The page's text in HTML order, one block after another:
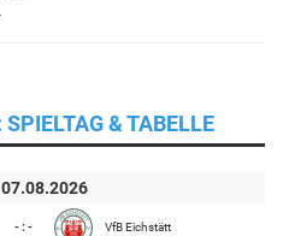
& TABELLE
- : - VfB Eichstätt